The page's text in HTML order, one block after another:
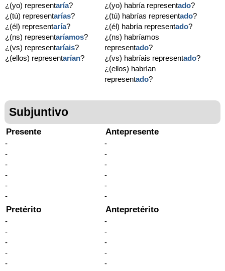
¿(yo) representaría?
¿(tú) representarías?
¿(él) representaría?
¿(ns) representaríamos?
¿(vs) representaríais?
¿(ellos) representarían?
¿(yo) habría representado?
¿(tú) habrías representado?
¿(él) habría representado?
¿(ns) habríamos
representado?
¿(vs) habríais representado?
¿(ellos) habrían
representado?
Subjuntivo
Presente
-
-
-
-
-
-
Antepresente
-
-
-
-
-
-
Pretérito
-
-
-
-
-
Antepretérito
-
-
-
-
-